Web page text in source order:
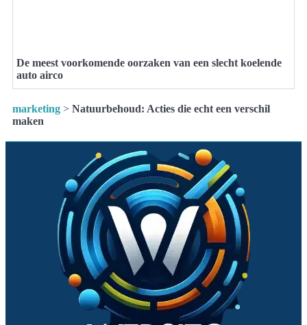
De meest voorkomende oorzaken van een slecht koelende
auto airco
marketing > Natuurbehoud: Acties die echt een verschil
maken